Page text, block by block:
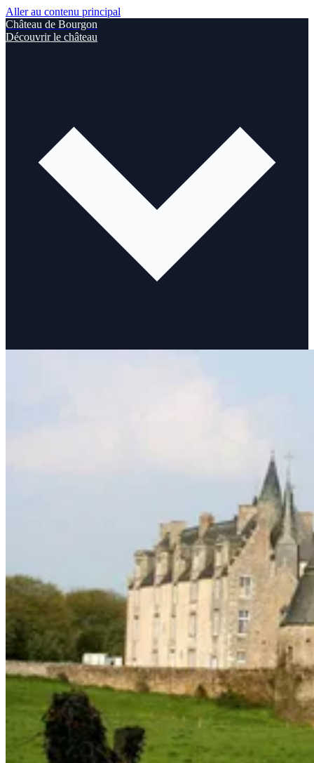
Aller au contenu principal
Château de Bourgon
Découvrir le château